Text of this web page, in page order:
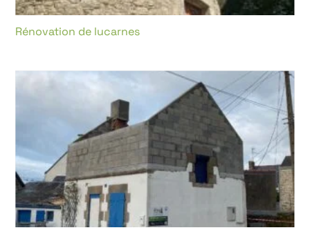
Rénovation de lucarnes